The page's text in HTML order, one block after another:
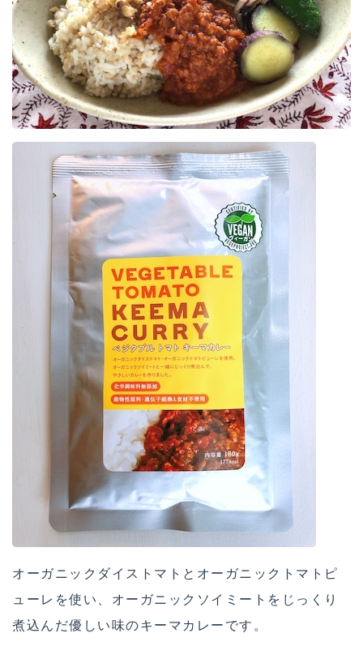
オーガニックダイストマトとオーガニックトマトピ
ューレを使い、オーガニックソイミートをじっくり
煮込んだ優しい味のキーマカレーです。